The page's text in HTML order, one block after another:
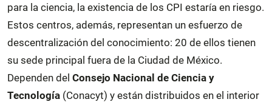
para la ciencia, la existencia de los CPI estaría en riesgo.
Estos centros, además, representan un esfuerzo de
descentralización del conocimiento: 20 de ellos tienen
su sede principal fuera de la Ciudad de México.
Dependen del Consejo Nacional de Ciencia y
Tecnología (Conacyt) y están distribuidos en el interior